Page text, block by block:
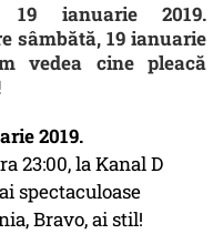
ianuarie 2019.
sâmbătă, 19 ianuarie
vedea cine pleacă
2019.
23:00, la Kanal D
spectaculoase
Bravo, ai stil!